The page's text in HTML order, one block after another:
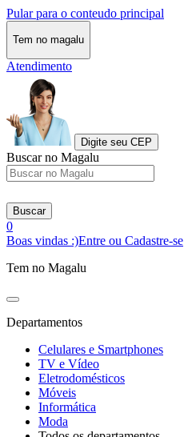
Pular para o conteudo principal
Tem no magalu
Atendimento
Digite seu CEP
Buscar no Magalu
Buscar
0
Boas vindas :)Entre ou Cadastre-se
Tem no Magalu
Departamentos
Celulares e Smartphones
TV e Vídeo
Eletrodomésticos
Móveis
Informática
Moda